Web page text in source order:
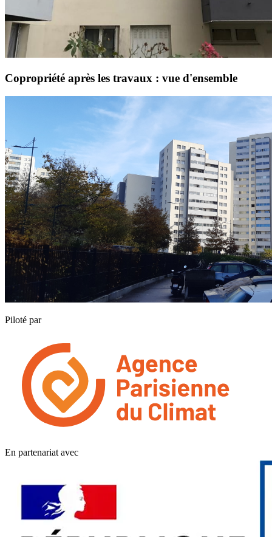
Copropriété après les travaux : vue d'ensemble
Piloté par
En partenariat avec